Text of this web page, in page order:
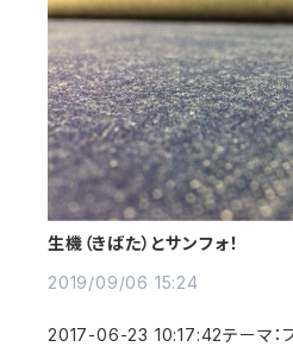
生機（きばた）とサンフォ！
2019/09/06 15:24
2017-06-23 10:17:42テーマ：ブ